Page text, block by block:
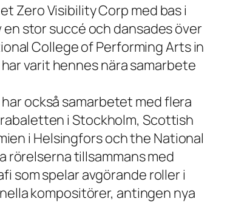
Zero Visibility Corp med bas i
stor succé och dansades över
College of Performing Arts in
varit hennes nära samarbete
också samarbetet med flera
i Stockholm, Scottish
i Helsingfors och the National
rörelserna tillsammans med
som spelar avgörande rol­ler i
kompositörer, antingen nya